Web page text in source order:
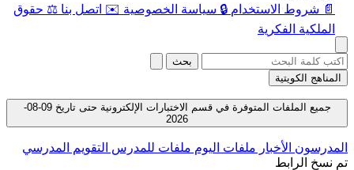
📄 شروط الاستخدام 🔒 سياسة الخصوصية ✉️ اتصل بنا ⚖️ حقوق
الملكية الفكرية
بحث
المناهج الكويتية
جميع الملفات المتوفرة في قسم الاختبارات الإلكترونية حتى تاريخ 09-08-
2026
المدرسون الأخبار ملفات اليوم ملفات للمدرس التقويم المدرسي
تم نسخ الرابط